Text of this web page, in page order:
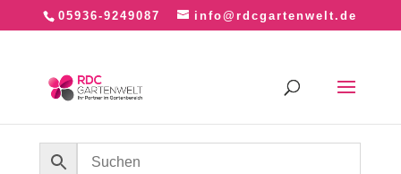
05936-9249087 info@rdcgartenwelt.de